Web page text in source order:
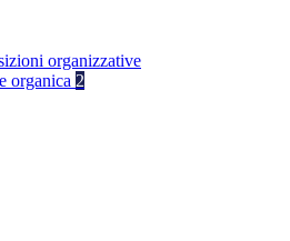
organizzative
organica 2